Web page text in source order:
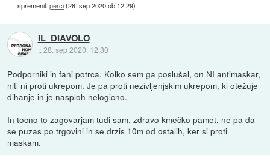
spremenil:perci(28. sep 2020 ob 12:29)
IL_DIAVOLO
::28. sep 2020, 12:30
Podporniki in fani potrca. Kolko sem ga poslušal, on NI antimaskar,
niti ni proti ukrepom. Je pa proti nezivljenjskim ukrepom, ki otežuje
dihanje in je nasploh nelogicno.
In tocno to zagovarjam tudi sam, zdravo kmečko pamet, ne pa da
se puzas po trgovini in se drzis 10m od ostalih, ker si proti
maskam.